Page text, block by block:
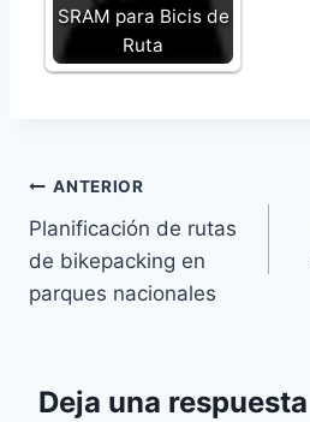
SRAM para Bicis de
Ruta
Navegación
de
entradas
ANTERIOR
Planificación de rutas
de bikepacking en
parques nacionales
Deja una respuesta